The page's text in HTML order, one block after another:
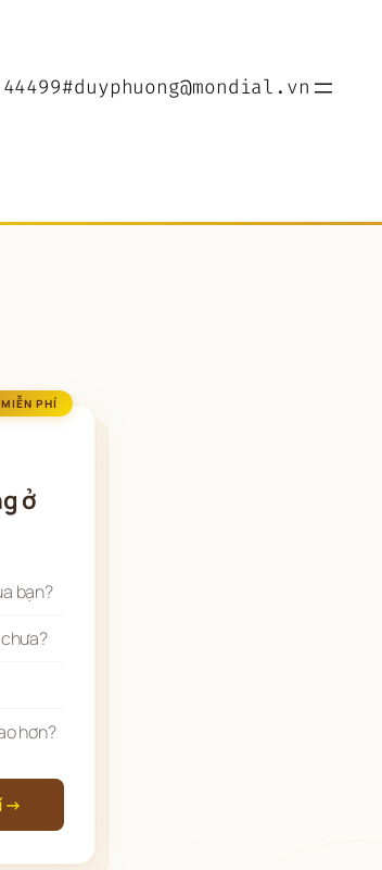
#duyphuong@mondial.vn
MIỄN PHÍ
ở
bạn?
hơn?
→